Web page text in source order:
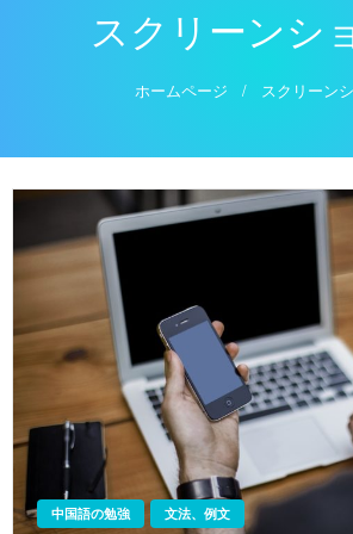
スクリーンシ
ホームページ スクリーン
中国語の勉強 文法、例文